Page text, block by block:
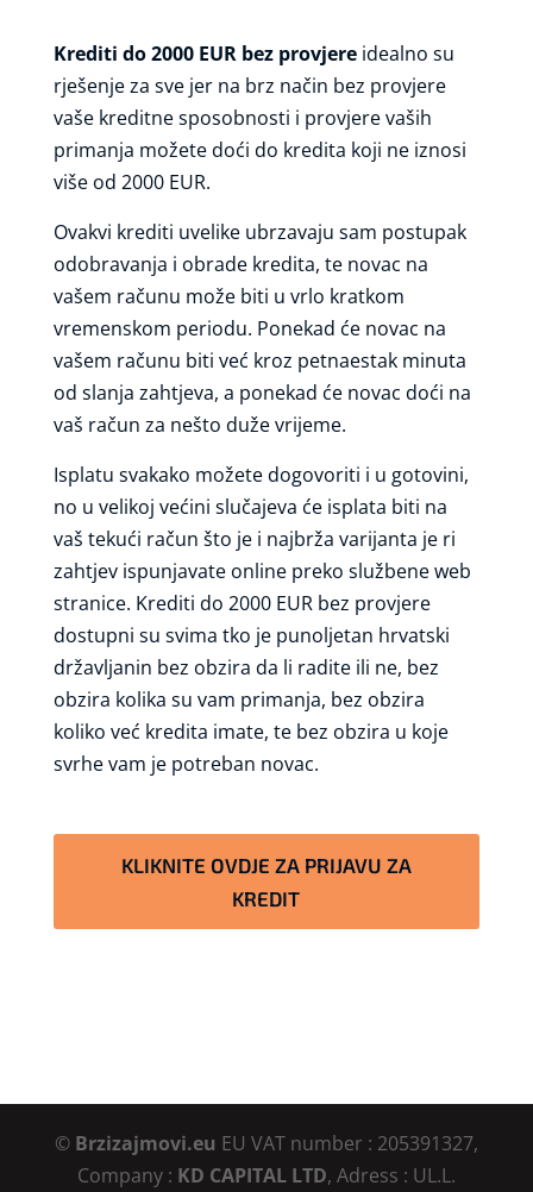
Krediti do 2000 EUR bez provjereidealno su
rješenje za sve jer na brz način bez provjere
vaše kreditne sposobnosti i provjere vaših
primanja možete doći do kredita koji ne iznosi
više od 2000 EUR.
Ovakvi krediti uvelike ubrzavaju sam postupak
odobravanja i obrade kredita, te novac na
vašem računu može biti u vrlo kratkom
vremenskom periodu. Ponekad će novac na
vašem računu biti već kroz petnaestak minuta
od slanja zahtjeva, a ponekad će novac doći na
vaš račun za nešto duže vrijeme.
Isplatu svakako možete dogovoriti i u gotovini,
no u velikoj većini slučajeva će isplata biti na
vaš tekući račun što je i najbrža varijanta je ri
zahtjev ispunjavate online preko službene web
stranice. Krediti do 2000 EUR bez provjere
dostupni su svima tko je punoljetan hrvatski
državljanin bez obzira da li radite ili ne, bez
obzira kolika su vam primanja, bez obzira
koliko već kredita imate, te bez obzira u koje
svrhe vam je potreban novac.
KLIKNITE OVDJE ZA PRIJAVU ZA
KREDIT
© Brzizajmovi.eu EU VAT number : 205391327,
Company : KD CAPITAL LTD, Adress : UL.L.